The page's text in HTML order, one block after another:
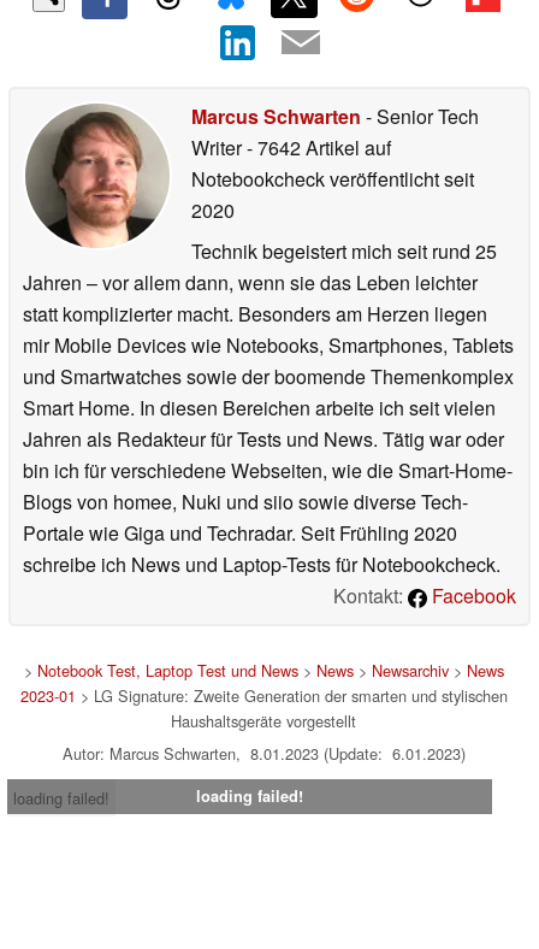
Marcus Schwarten - Senior Tech
Writer- 7642 Artikel auf
Notebookcheck veröffentlichtseit
2020
Technik begeistert mich seit rund 25
Jahren – vor allem dann, wenn sie das Leben leichter
statt komplizierter macht. Besonders am Herzen liegen
mir Mobile Devices wie Notebooks, Smartphones, Tablets
und Smartwatches sowie der boomende Themenkomplex
Smart Home. In diesen Bereichen arbeite ich seit vielen
Jahren als Redakteur für Tests und News. Tätig war oder
bin ich für verschiedene Webseiten, wie die Smart-Home-
Blogs von homee, Nuki und siio sowie diverse Tech-
Portale wie Giga und Techradar. Seit Frühling 2020
schreibe ich News und Laptop-Tests für Notebookcheck.
Kontakt:
Facebook
> Notebook Test, Laptop Test und News> News> Newsarchiv> News
2023-01 > LG Signature: Zweite Generation der smarten und stylischen
Haushaltsgeräte vorgestellt
Autor: Marcus Schwarten, 8.01.2023 (Update: 6.01.2023)
loading failed!
loading failed!